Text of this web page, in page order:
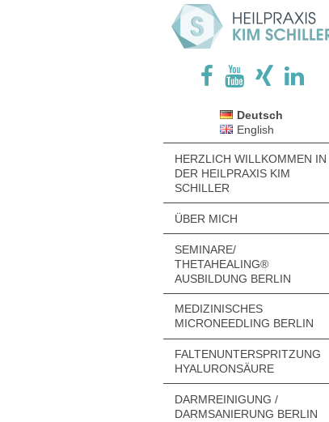
Deutsch
English
HERZLICH WILLKOMMEN IN
DER HEILPRAXIS KIM
SCHILLER
ÜBER MICH
SEMINARE/
THETAHEALING®
AUSBILDUNG BERLIN
MEDIZINISCHES
MICRONEEDLING BERLIN
FALTENUNTERSPRITZUNG
HYALURONSÄURE
DARMREINIGUNG /
DARMSANIERUNG BERLIN